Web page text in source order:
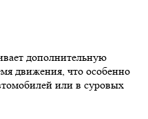
дополнительную
движения, что особенно
или в суровых